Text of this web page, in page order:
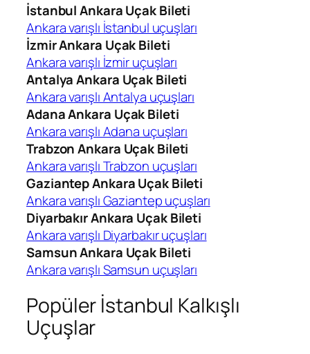
İstanbul Ankara Uçak Bileti
Ankara varışlı İstanbul uçuşları
İzmir Ankara Uçak Bileti
Ankara varışlı İzmir uçuşları
Antalya Ankara Uçak Bileti
Ankara varışlı Antalya uçuşları
Adana Ankara Uçak Bileti
Ankara varışlı Adana uçuşları
Trabzon Ankara Uçak Bileti
Ankara varışlı Trabzon uçuşları
Gaziantep Ankara Uçak Bileti
Ankara varışlı Gaziantep uçuşları
Diyarbakır Ankara Uçak Bileti
Ankara varışlı Diyarbakır uçuşları
Samsun Ankara Uçak Bileti
Ankara varışlı Samsun uçuşları
Popüler İstanbul Kalkışlı
Uçuşlar